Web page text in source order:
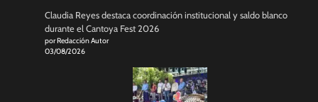
Claudia Reyes destaca coordinación institucional y saldo blanco
durante el Cantoya Fest 2026
por Redacción Autor
03/08/2026